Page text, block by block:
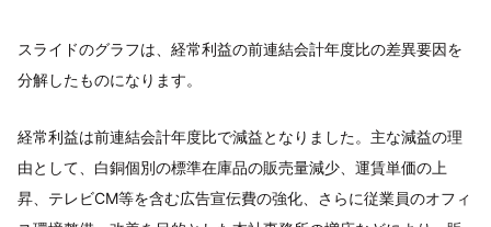
スライドのグラフは、経常利益の前連結会計年度比の差異要因を
分解したものになります。
経常利益は前連結会計年度比で減益となりました。主な減益の理
由として、白銅個別の標準在庫品の販売量減少、運賃単価の上
昇、テレビCM等を含む広告宣伝費の強化、さらに従業員のオフィ